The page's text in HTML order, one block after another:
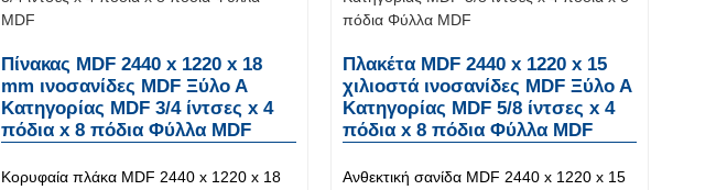
Πίνακας MDF 2440 x 1220 x 18
mm ινοσανίδες MDF Ξύλο Α
Κατηγορίας MDF 3/4 ίντσες x 4
πόδια x 8 πόδια Φύλλα MDF
Κορυφαία πλάκα MDF 2440 x 1220 x 18
Πλακέτα MDF 2440 x 1220 x 15
χιλιοστά ινοσανίδες MDF Ξύλο Α
Κατηγορίας MDF 5/8 ίντσες x 4
πόδια x 8 πόδια Φύλλα MDF
Ανθεκτική σανίδα MDF 2440 x 1220 x 15